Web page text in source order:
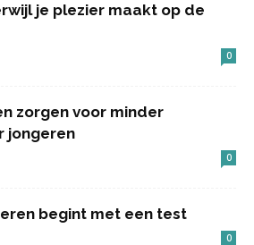
je plezier maakt op de
0
zorgen voor minder
jongeren
0
begint met een test
0